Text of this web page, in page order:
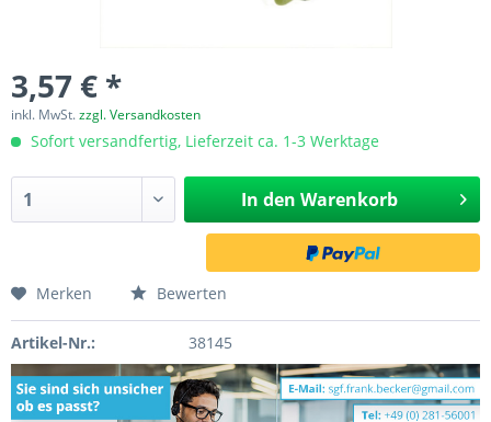
3,57 € *
inkl. MwSt.zzgl. Versandkosten
Sofort versandfertig, Lieferzeit ca. 1-3 Werktage
In den Warenkorb
Merken Bewerten
Artikel-Nr.: 38145